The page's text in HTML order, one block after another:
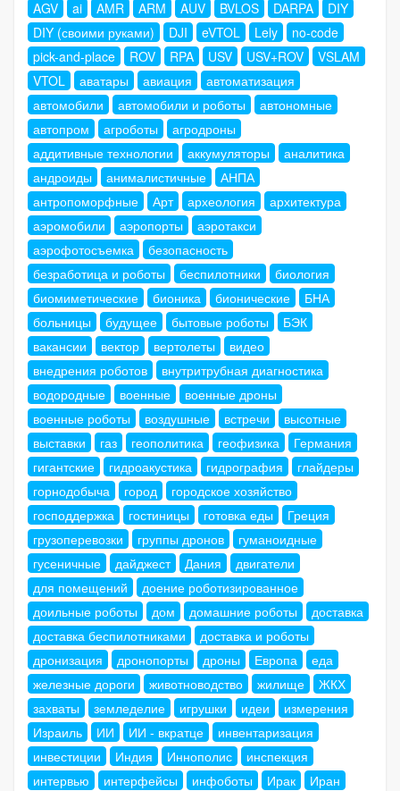
AGV ai AMR ARM AUV BVLOS DARPA
DIY
DIY (своими руками)
DJI eVTOL Lely
no-code
pick-and-place
ROV RPA USV USV+ROV
VSLAM
VTOL
аватары авиация
автоматизация
автомобили
автомобили и роботы
автономные
автопром
агроботы
агродроны
аддитивные технологии
аккумуляторы
аналитика
андроиды
анималистичные
АНПА
антропоморфные
Арт археология
архитектура
аэромобили
аэропорты
аэротакси
аэрофотосъемка
безопасность
безработица и роботы
беспилотники
биология
биомиметические
бионика бионические
БНА
больницы
будущее бытовые роботы
БЭК
вакансии
вектор вертолеты
видео
внедрения роботов
внутритрубная диагностика
водородные
военные
военные дроны
военные роботы
воздушные встречи
высотные
выставки
газ геополитика геофизика
Германия
гигантские
гидроакустика гидрография
глайдеры
горнодобыча
город
городское хозяйство
господдержка
гостиницы готовка еды
Греция
грузоперевозки
группы дронов
гуманоидные
гусеничные
дайджест Дания
двигатели
для помещений
доение роботизированное
доильные роботы
дом домашние роботы
доставка
доставка беспилотниками
доставка и роботы
дронизация
дронопорты дроны Европа
еда
железные дороги
животноводство жилище
ЖКХ
захваты
земледелие игрушки идеи
измерения
Израиль
ИИ ИИ - вкратце
инвентаризация
инвестиции
Индия Иннополис
инспекция
интервью
интерфейсы инфоботы Ирак
Иран